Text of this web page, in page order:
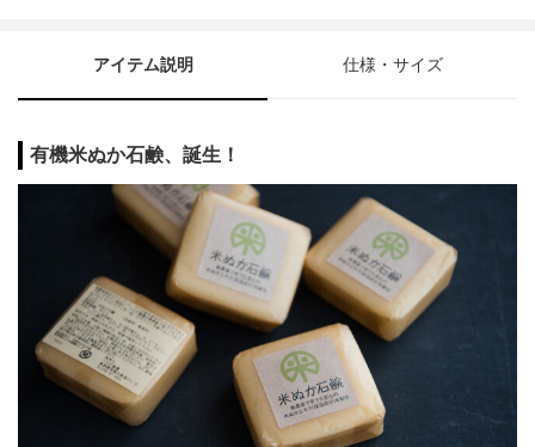
アイテム説明 仕様・サイズ
有機米ぬか石鹸、誕生！